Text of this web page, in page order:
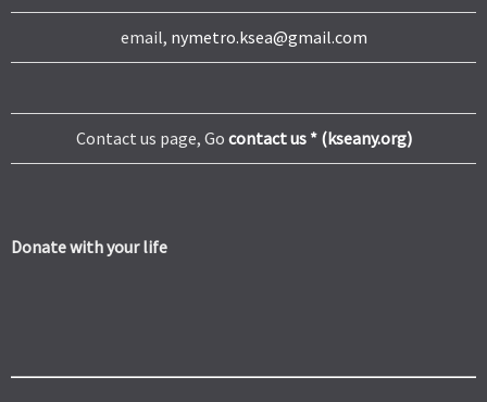
email, nymetro.ksea@gmail.com
Contact us page, Go contact us * (kseany.org)
Donate with your life